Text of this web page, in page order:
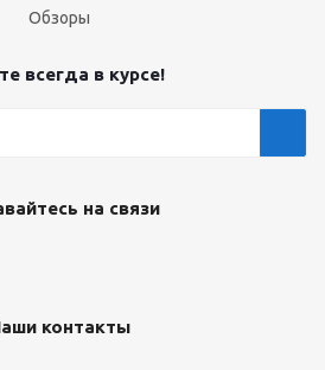
Обзоры
всегда в курсе!
на связи
контакты